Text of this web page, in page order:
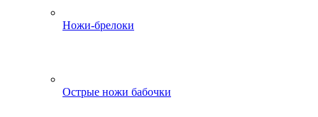
Ножи-брелоки
Острые ножи бабочки